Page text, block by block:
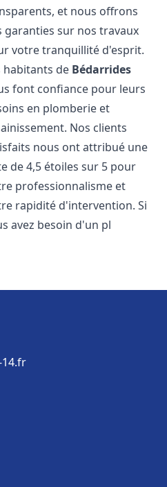
et nous offrons
garanties sur nos travaux
votre tranquillité d'esprit.
habitants de Bédarrides
font confiance pour leurs
en plomberie et
Nos clients
nous ont attribué une
de 4,5 étoiles sur 5 pour
professionnalisme et
rapidité d'intervention. Si
avez besoin d'un pl
14.fr